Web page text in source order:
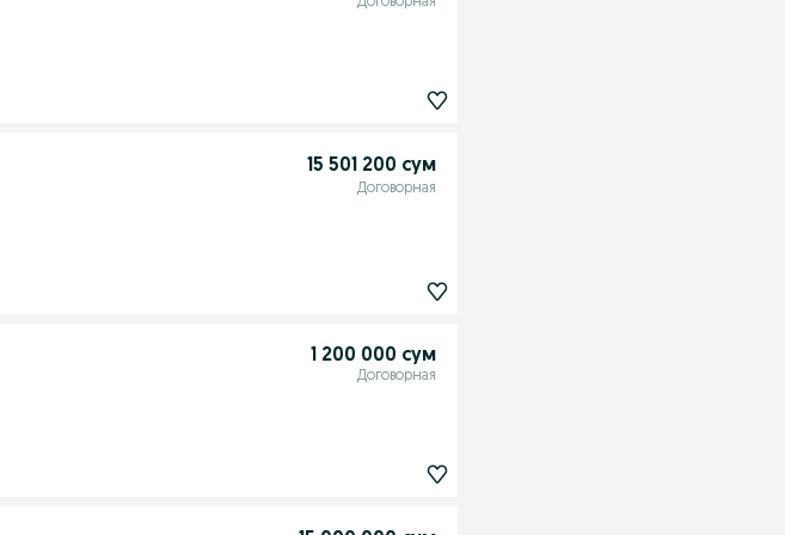
15 501 200 сум
Договорная
1 200 000 сум
Договорная